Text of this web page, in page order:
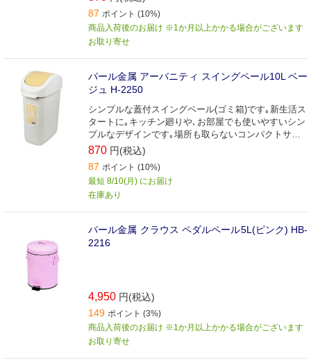
87 ポイント (10%)
商品入荷後のお届け ※1か月以上かかる場合がございます
お取り寄せ
パール金属 アーバニティ スイングペール10L ベー
ジュ H-2250
シンプルな蓋付スイングペール(ゴミ箱)です｡新生活ス
タートに｡キッチン廻りや､お部屋でも使いやすいシン
プルなデザインです｡場所も取らないコンパクトサイ
ズ｡家庭用にオススメです｡
870 円(税込)
87 ポイント (10%)
最短 8/10(月) にお届け
在庫あり
パール金属 クラウス ペダルペール5L(ピンク) HB-
2216
4,950 円(税込)
149 ポイント (3%)
商品入荷後のお届け ※1か月以上かかる場合がございます
お取り寄せ